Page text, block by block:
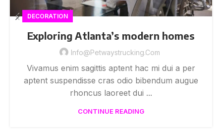
DECORATION
Exploring Atlanta’s modern homes
Info@petwaystrucking.com
Vivamus enim sagittis aptent hac mi dui a per
aptent suspendisse cras odio bibendum augue
rhoncus laoreet dui ...
CONTINUE READING